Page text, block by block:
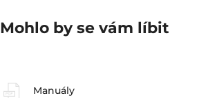
Mohlo by se vám líbit
Manuály